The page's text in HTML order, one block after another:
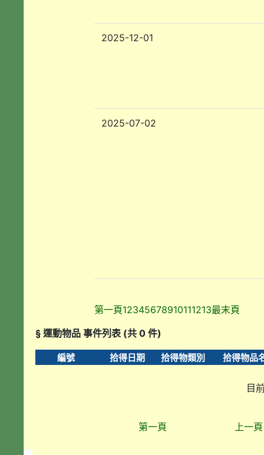
2025-12-01
2025-07-02
第一頁12345678910111213最末頁
§ 運動物品 事件列表 (共 0 件)
編號 拾得日期 拾得物類別 拾得物品
目
第一頁 上一頁